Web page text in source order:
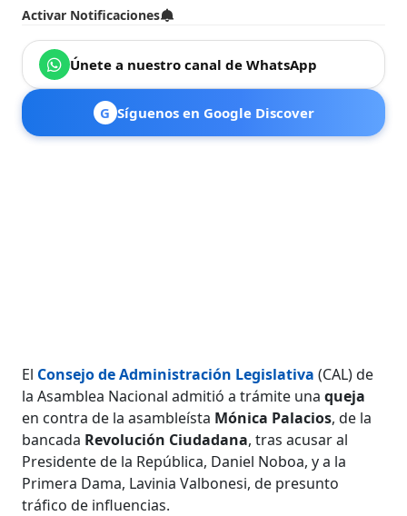
Activar Notificaciones
Únete a nuestro canal de WhatsApp
G Síguenos en Google Discover
El Consejo de Administración Legislativa (CAL) de
la Asamblea Nacional admitió a trámite unaqueja
en contra de la asambleísta Mónica Palacios, de la
bancada Revolución Ciudadana, tras acusar al
Presidente de la República, Daniel Noboa, y a la
Primera Dama, Lavinia Valbonesi, de presunto
tráfico de influencias.